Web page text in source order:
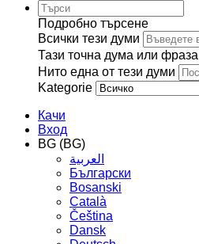
Подробно търсене
Всички тези думи
Тази точна дума или фраза
Нито една от тези думи
Kategorie
Качи
Вход
BG (BG)
العربية
Български
Bosanski
Сatalà
Čeština
Dansk